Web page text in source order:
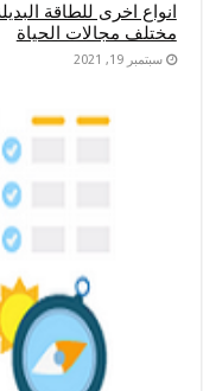
انواع اخرى للطاقة
مختلف مجالات الحياة
سبتمبر 19, 2021